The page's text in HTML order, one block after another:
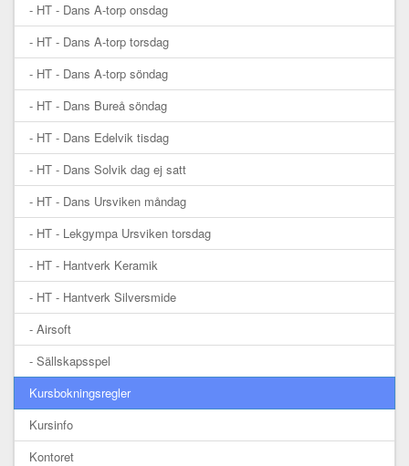
- HT - Dans A-torp onsdag
- HT - Dans A-torp torsdag
- HT - Dans A-torp söndag
- HT - Dans Bureå söndag
- HT - Dans Edelvik tisdag
- HT - Dans Solvik dag ej satt
- HT - Dans Ursviken måndag
- HT - Lekgympa Ursviken torsdag
- HT - Hantverk Keramik
- HT - Hantverk Silversmide
- Airsoft
- Sällskapsspel
Kursbokningsregler
Kursinfo
Kontoret